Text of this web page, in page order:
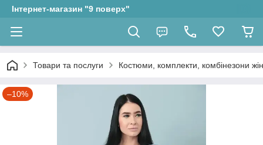
Інтернет-магазин "9 поверх"
Товари та послуги Костюми, комплекти, комбінезони
–10%